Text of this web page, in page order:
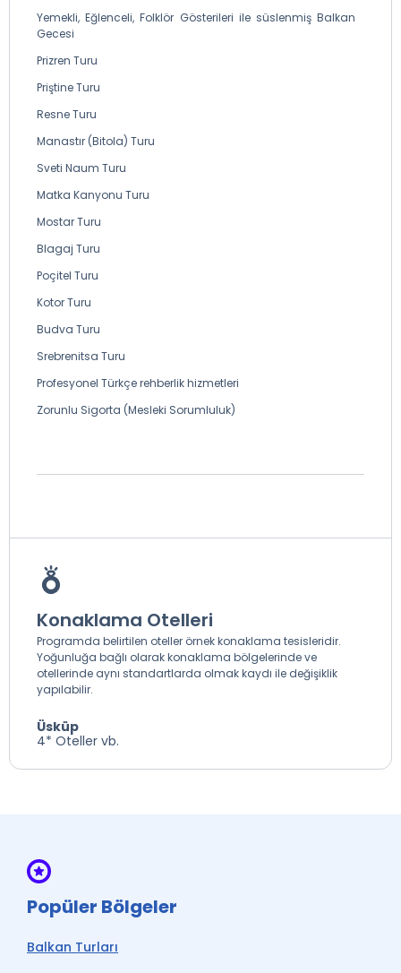
Yemekli, Eğlenceli, Folklör Gösterileri ile süslenmiş Balkan
Gecesi
Prizren Turu
Priştine Turu
Resne Turu
Manastır (Bitola) Turu
Sveti Naum Turu
Matka Kanyonu Turu
Mostar Turu
Blagaj Turu
Poçitel Turu
Kotor Turu
Budva Turu
Srebrenitsa Turu
Profesyonel Türkçe rehberlik hizmetleri
Zorunlu Sigorta (Mesleki Sorumluluk)
Konaklama Otelleri
Programda belirtilen oteller örnek konaklama tesisleridir.
Yoğunluğa bağlı olarak konaklama bölgelerinde ve
otellerinde aynı standartlarda olmak kaydı ile değişiklik
yapılabilir.
Üsküp
4* Oteller vb.
Popüler Bölgeler
Balkan Turları